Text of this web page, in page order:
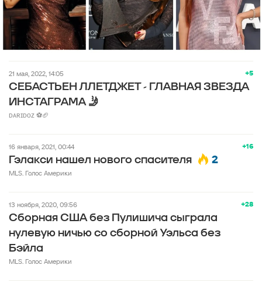
+5
21 мая, 2022, 14:05
СЕБАСТЬЕН ЛЛЕТДЖЕТ - ГЛАВНАЯ ЗВЕЗДА
ИНСТАГРАМА 🤳
ᴅᴀʀɪᴅᴏᴢ ⚽🏈
+16
16 января, 2021, 00:44
Гэлакси нашел нового спасителя 2
MLS. Голос Америки
+28
13 ноября, 2020, 09:56
Сборная США без Пулишича сыграла
нулевую ничью со сборной Уэльса без
Бэйла
MLS. Голос Америки